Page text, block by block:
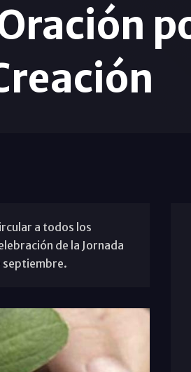
a todos los
de la Jornada
septiembre.